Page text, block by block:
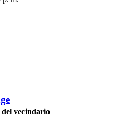
vecindario